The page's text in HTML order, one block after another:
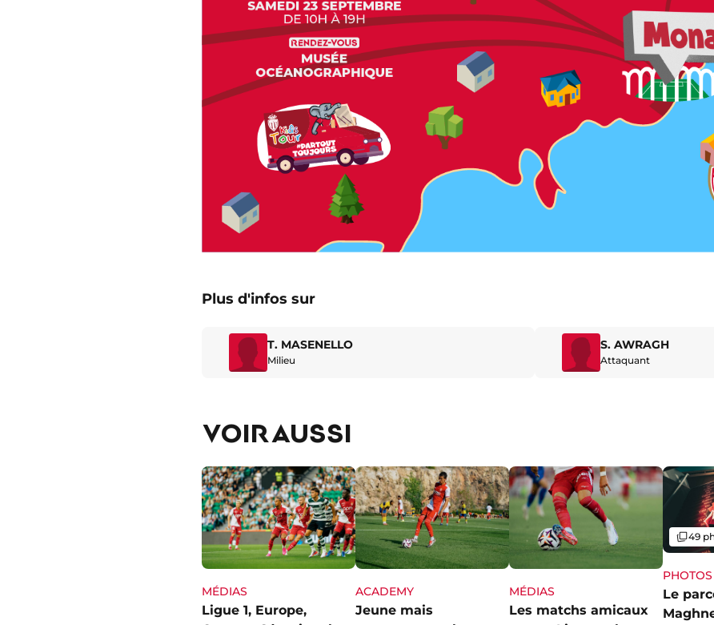
Plus d'infos sur
T. MASENELLO
Milieu
S. AWRAGH
Attaquant
VOIR AUSSI
MÉDIAS
Ligue 1, Europe,
ACADEMY
Jeune mais
MÉDIAS
Les matchs amicaux
PHOTOS
Le
Galerie
49